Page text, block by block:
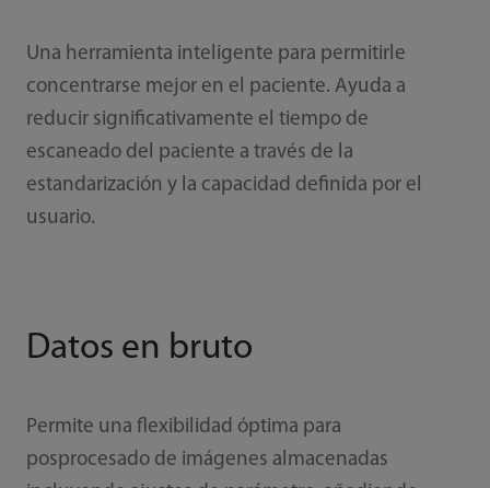
Una herramienta inteligente para permitirle
concentrarse mejor en el paciente. Ayuda a
reducir significativamente el tiempo de
escaneado del paciente a través de la
estandarización y la capacidad definida por el
usuario.
Datos en bruto
Permite una flexibilidad óptima para
posprocesado de imágenes almacenadas